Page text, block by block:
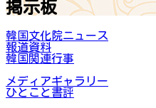
掲示板
韓国文化院ニュース
報道資料
韓国関連行事
メディアギャラリー
ひとこと書評